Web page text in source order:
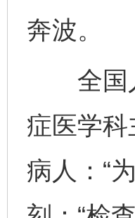
奔波。
全国人
症医学
病人：“